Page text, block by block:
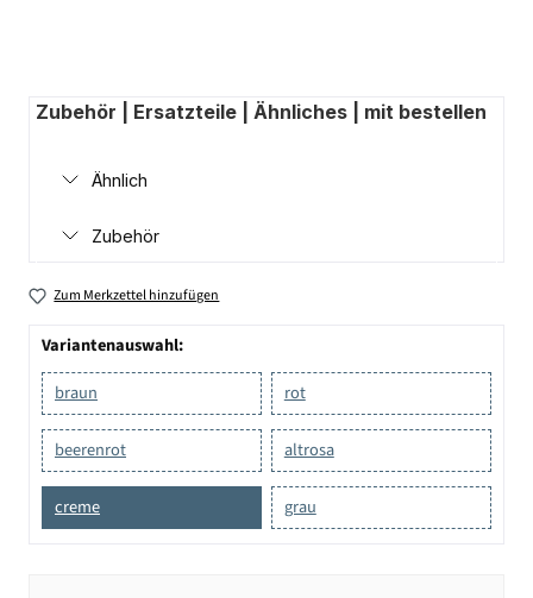
Zubehör | Ersatzteile | Ähnliches | mit bestellen
Ähnlich
Zubehör
Zum Merkzettel hinzufügen
Variantenauswahl:
braun
rot
beerenrot altrosa
creme grau